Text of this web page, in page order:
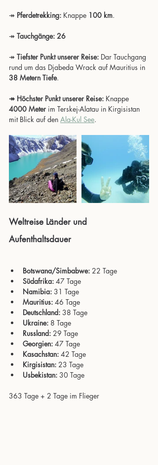
↠ Pferdetrekking: Knappe 100 km.
↠ Tauchgänge: 26
↠ Tiefster Punkt unserer Reise: Dar Tauchgang
rund um das Djabeda Wrack auf Mauritius in
38 Metern Tiefe.
↠ Höchster Punkt unserer Reise: Knappe
4000 Meter im Terskej-Alatau in Kirgisistan
mit Blick auf den Ala-Kul See.
Weltreise Länder und
Aufenthaltsdauer
Botswana/Simbabwe: 22 Tage
Südafrika: 47 Tage
Namibia: 31 Tage
Mauritius: 46 Tage
Deutschland: 38 Tage
Ukraine: 8 Tage
Russland: 29 Tage
Georgien: 47 Tage
Kasachstan: 42 Tage
Kirgisistan: 23 Tage
Usbekistan: 30 Tage
363 Tage + 2 Tage im Flieger